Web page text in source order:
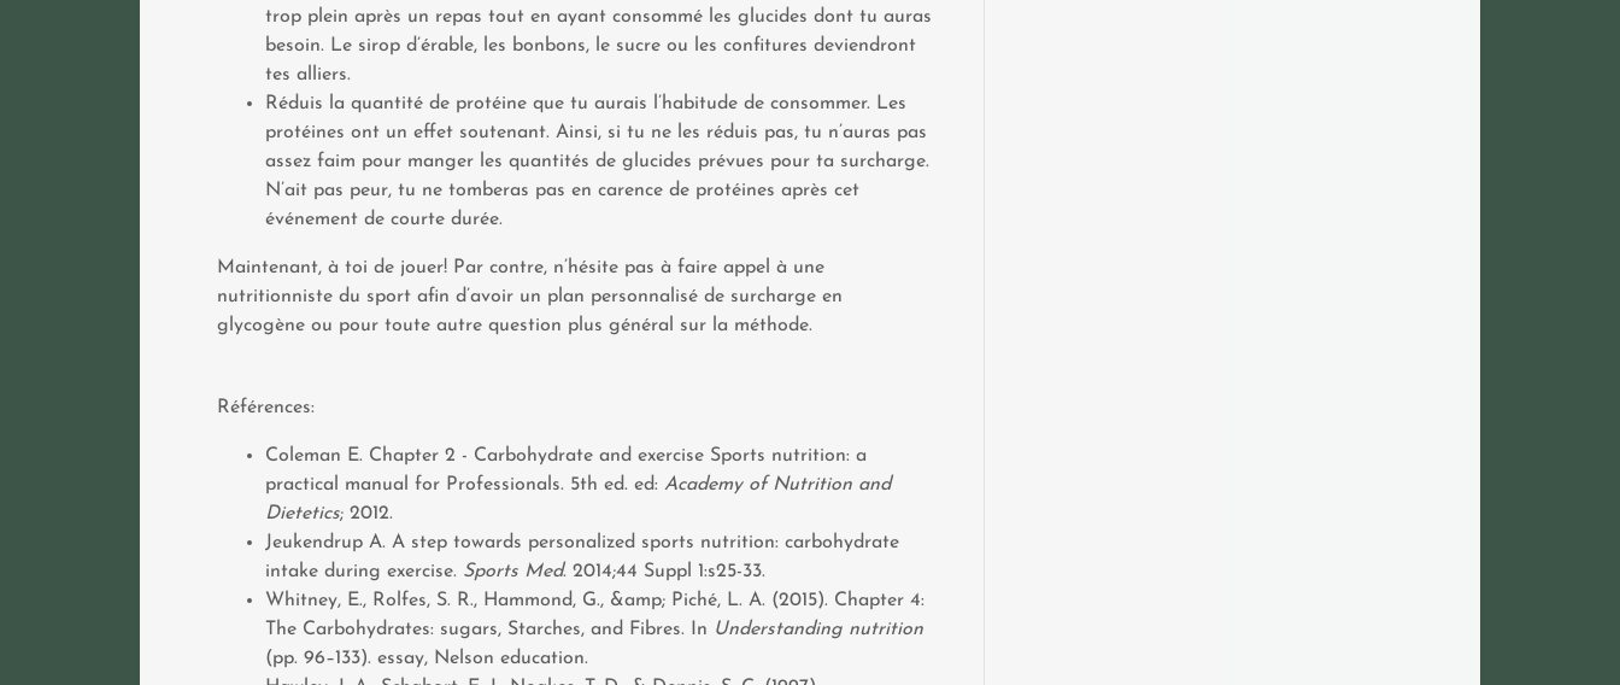
trop plein après un repas tout en ayant consommé les glucides dont tu auras
besoin. Le sirop d’érable, les bonbons, le sucre ou les confitures deviendront
tes alliers.
Réduis la quantité de protéine que tu aurais l’habitude de consommer. Les
protéines ont un effet soutenant. Ainsi, si tu ne les réduis pas, tu n’auras pas
assez faim pour manger les quantités de glucides prévues pour ta surcharge.
N’ait pas peur, tu ne tomberas pas en carence de protéines après cet
événement de courte durée.
Maintenant, à toi de jouer! Par contre, n’hésite pas à faire appel à une
nutritionniste du sport afin d’avoir un plan personnalisé de surcharge en
glycogène ou pour toute autre question plus général sur la méthode.
Références:
Coleman E. Chapter 2 - Carbohydrate and exercise Sports nutrition: a
practical manual for Professionals. 5th ed. ed: Academy of Nutrition and
Dietetics; 2012.
Jeukendrup A. A step towards personalized sports nutrition: carbohydrate
intake during exercise. Sports Med. 2014;44 Suppl 1:s25-33.
Whitney, E., Rolfes, S. R., Hammond, G., &amp; Piché, L. A. (2015). Chapter 4:
The Carbohydrates: sugars, Starches, and Fibres. In Understanding nutrition
(pp. 96–133). essay, Nelson education.